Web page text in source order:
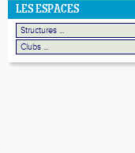
LES ESPACES